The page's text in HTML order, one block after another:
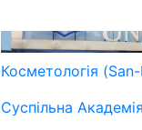
Косметологія
Суспільна